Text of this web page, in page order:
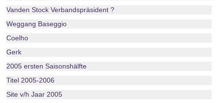
Vanden Stock Verbandspräsident ?
Weggang Baseggio
Coelho
Gerk
2005 ersten Saisonshälfte
Titel 2005-2006
Site v/h Jaar 2005